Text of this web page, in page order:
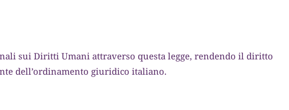
sui Diritti Umani attraverso questa legge, rendendo il diritto
dell’ordinamento giuridico italiano.